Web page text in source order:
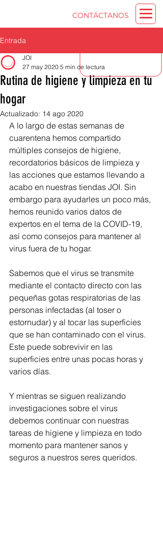
CONTÁCTANOS
Entrada
Rutina de higiene y limpieza en tu
hogar
JOI
27 may 2020 5 min de lectura
Actualizado: 14 ago 2020
A lo largo de estas semanas de
cuarentena hemos compartido
múltiples consejos de higiene,
recordatorios básicos de limpieza y
las acciones que estamos llevando a
acabo en nuestras tiendas JOI. Sin
embargo para ayudarles un poco más,
hemos reunido varios datos de
expertos en el tema de la COVID-19,
así como consejos para mantener al
virus fuera de tu hogar.
Sabemos que el virus se transmite
mediante el contacto directo con las
pequeñas gotas respiratorias de las
personas infectadas (al toser o
estornudar) y al tocar las superficies
que se han contaminado con el virus.
Este puede sobrevivir en las
superficies entre unas pocas horas y
varios días.
Y mientras se siguen realizando
investigaciones sobre el virus
debemos continuar con nuestras
tareas de higiene y limpieza en todo
momento para mantener sanos y
seguros a nuestros seres queridos.